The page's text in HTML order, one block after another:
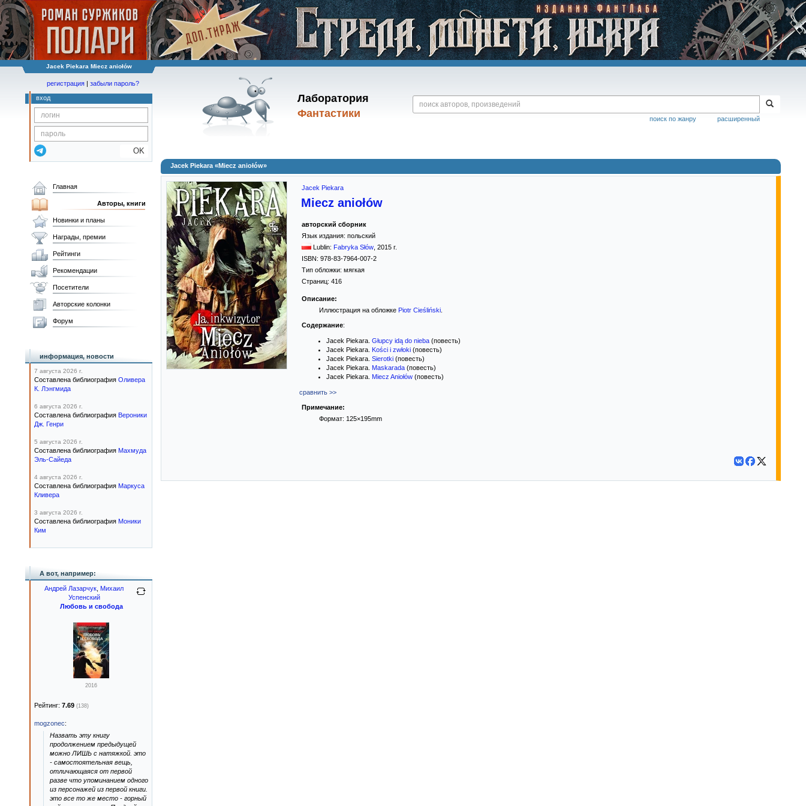
Jacek Piekara Miecz aniołów
Лаборатория
Фантастики
расширенный
поиск по жанру
регистрация | забыли пароль?
вход
OK
Jacek Piekara «Miecz aniołów»
Jacek Piekara
Miecz aniołów
авторский сборник
Язык издания: польский
Lublin: Fabryka Słów 2015 г.
ISBN: 978-83-7964-007-2
Тип обложки: мягкая
Страниц: 416
Описание:
Иллюстрация на обложке Piotr Cieśliński.
Содержание:
Jacek Piekara. Głupcy idą do nieba (повесть)
Jacek Piekara. Kości i zwłoki (повесть)
Jacek Piekara. Sierotki (повесть)
Jacek Piekara. Maskarada (повесть)
Jacek Piekara. Miecz Aniołów (повесть)
сравнить >>
Примечание:
Формат: 125×195mm
Главная
Авторы, книги
Новинки и планы
Награды, премии
Рейтинги
Рекомендации
Посетители
Авторские колонки
Форум
информация, новости
7 августа 2026 г.
Составлена библиография Оливера
К. Лэнгмида
6 августа 2026 г.
Составлена библиография Вероники
Дж. Генри
5 августа 2026 г.
Составлена библиография Махмуда
Эль-Сайеда
4 августа 2026 г.
Составлена библиография Маркуса
Кливера
3 августа 2026 г.
Составлена библиография Моники
Ким
А вот, например:
Андрей Лазарчук Михаил
Успенский
Любовь и свобода
2016
Рейтинг: 7.69 (138)
mogzonec:
Назвать эту книгу
продолжением предыдущей
можно ЛИШЬ с натяжкой. это
- самостоятельная вещь,
отличающаяся от первой
разве что упоминанием одного
из персонажей из первой книги.
это все то же место - горный